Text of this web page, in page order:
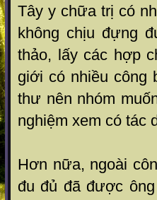
Tây y chữa trị có
không chịu đựng
thảo, lấy các hợp
giới có nhiều công
thư nên nhóm
nghiệm xem có tác
Hơn nữa, ngoài
đu đủ đã được